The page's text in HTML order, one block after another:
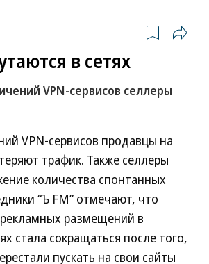
в сетях
VPN-сервисов селлеры
VPN-сервисов продавцы на
трафик. Также селлеры
количества спонтанных
“Ъ FM” отмечают, что
размещений в
стала сокращаться после того,
пускать на свои сайты